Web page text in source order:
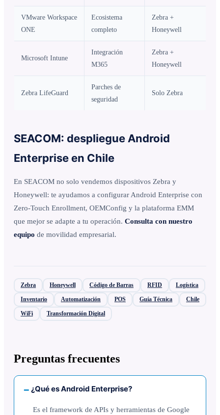
VMware Workspace
ONE
Ecosistema
completo
Zebra +
Honeywell
Microsoft Intune
Integración
M365
Zebra +
Honeywell
Zebra LifeGuard
Parches de
seguridad
Solo Zebra
SEACOM: despliegue Android
Enterprise en Chile
En SEACOM no solo vendemos dispositivos Zebra y
Honeywell: te ayudamos a configurar Android Enterprise con
Zero-Touch Enrollment, OEMConfig y la plataforma EMM
que mejor se adapte a tu operación. Consulta con nuestro
equipo de movilidad empresarial.
Zebra Honeywell Código de Barras RFID Logística
Inventario Automatización POS Guía Técnica Chile
WiFi Transformación Digital
Preguntas frecuentes
¿Qué es Android Enterprise?
Es el framework de APIs y herramientas de Google